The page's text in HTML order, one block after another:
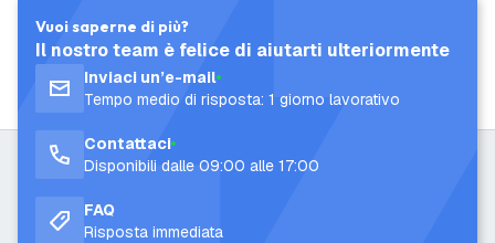
Vuoi saperne di più?
Il nostro team è felice di aiutarti ulteriormente
Inviaci un’e-mail
Tempo medio di risposta: 1 giorno lavorativo
Contattaci
Disponibili dalle 09:00 alle 17:00
FAQ
Risposta immediata